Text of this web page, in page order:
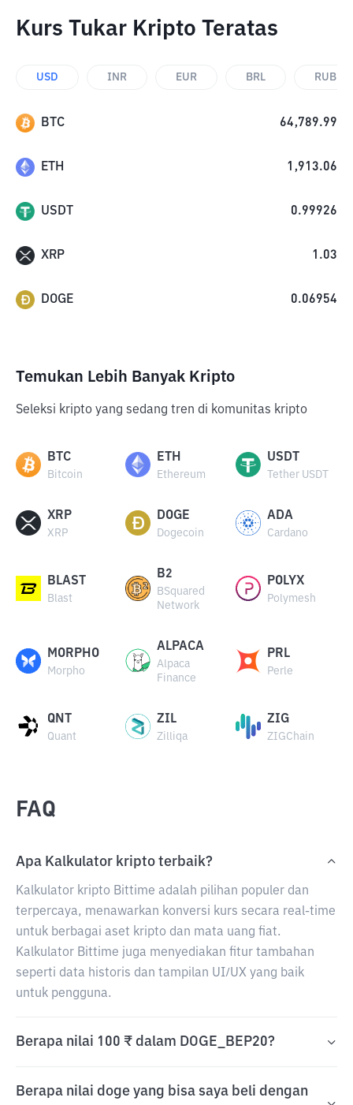
Kurs Tukar Kripto Teratas
USD INR EUR BRL RUB
BTC 64,789.99
ETH 1,913.06
USDT 0.99926
XRP 1.03
DOGE 0.06954
Temukan Lebih Banyak Kripto
Seleksi kripto yang sedang tren di komunitas kripto
BTC
Bitcoin
ETH
Ethereum
USDT
Tether USDT
XRP
XRP
DOGE
Dogecoin
ADA
Cardano
BLAST
Blast
B2
BSquared
Network
POLYX
Polymesh
MORPHO
Morpho
ALPACA
Alpaca
Finance
PRL
Perle
QNT
Quant
ZIL
Zilliqa
ZIG
ZIGChain
FAQ
Apa Kalkulator kripto terbaik?
Kalkulator kripto Bittime adalah pilihan populer dan
terpercaya, menawarkan konversi kurs secara real-time
untuk berbagai aset kripto dan mata uang fiat.
Kalkulator Bittime juga menyediakan fitur tambahan
seperti data historis dan tampilan UI/UX yang baik
untuk pengguna.
Berapa nilai 100 ₹ dalam DOGE_BEP20?
Berapa nilai doge yang bisa saya beli dengan